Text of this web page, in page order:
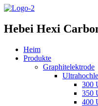
Hebei Hexi
Heim
Produkte
Graphitelektrode
300
350
400